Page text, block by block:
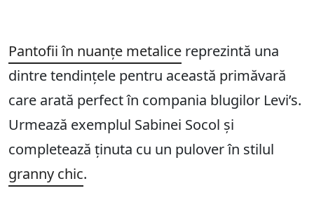
Pantofii în nuanțe metalice reprezintă una
dintre tendințele pentru această primăvară
care arată perfect în compania blugilor Levi’s.
Urmează exemplul Sabinei Socol și
completează ținuta cu un pulover în stilul
granny chic.